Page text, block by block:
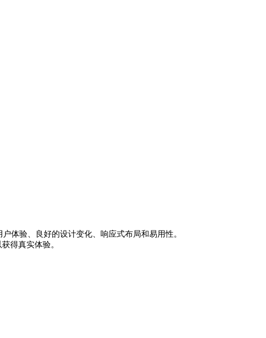
体验、良好的设计变化、响应式布局和易用性。
得真实体验。